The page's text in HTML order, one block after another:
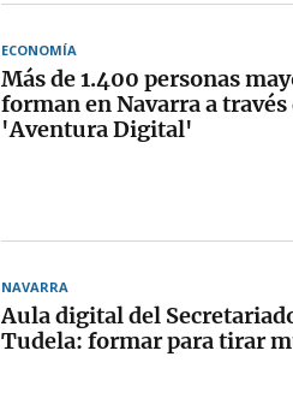
ECONOMÍA
Más de 1.400 personas
forman en Navarra a través
'Aventura Digital'
NAVARRA
Aula digital del
Tudela: formar para tirar